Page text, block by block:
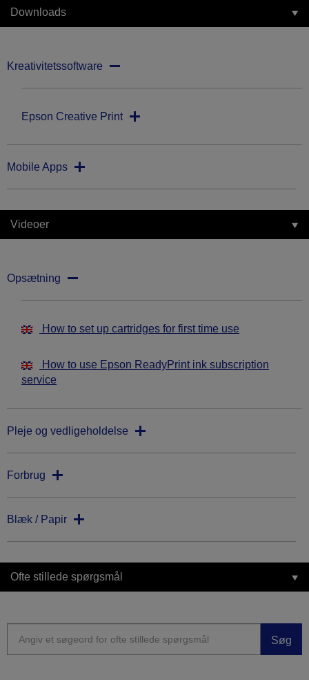
Downloads
Kreativitetssoftware
Epson Creative Print
Mobile Apps
Videoer
Opsætning
How to set up cartridges for first time use
How to use Epson ReadyPrint ink subscription
service
Pleje og vedligeholdelse
Forbrug
Blæk / Papir
Ofte stillede spørgsmål
Søg